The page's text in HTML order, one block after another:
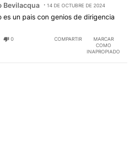
Bevilacqua 14 DE OCTUBRE DE 2024
es un pais con genios de dirigencia
0 COMPARTIR
MARCAR
COMO
INAPROPIADO